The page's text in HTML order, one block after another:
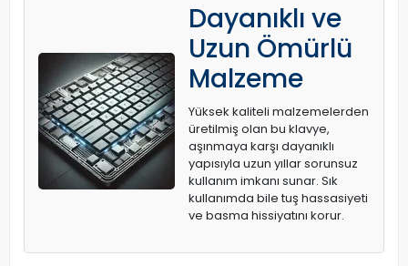
Dayanıklı ve
Uzun Ömürlü
Malzeme
Yüksek kaliteli malzemelerden
üretilmiş olan bu klavye,
aşınmaya karşı dayanıklı
yapısıyla uzun yıllar sorunsuz
kullanım imkanı sunar. Sık
kullanımda bile tuş hassasiyeti
ve basma hissiyatını korur.